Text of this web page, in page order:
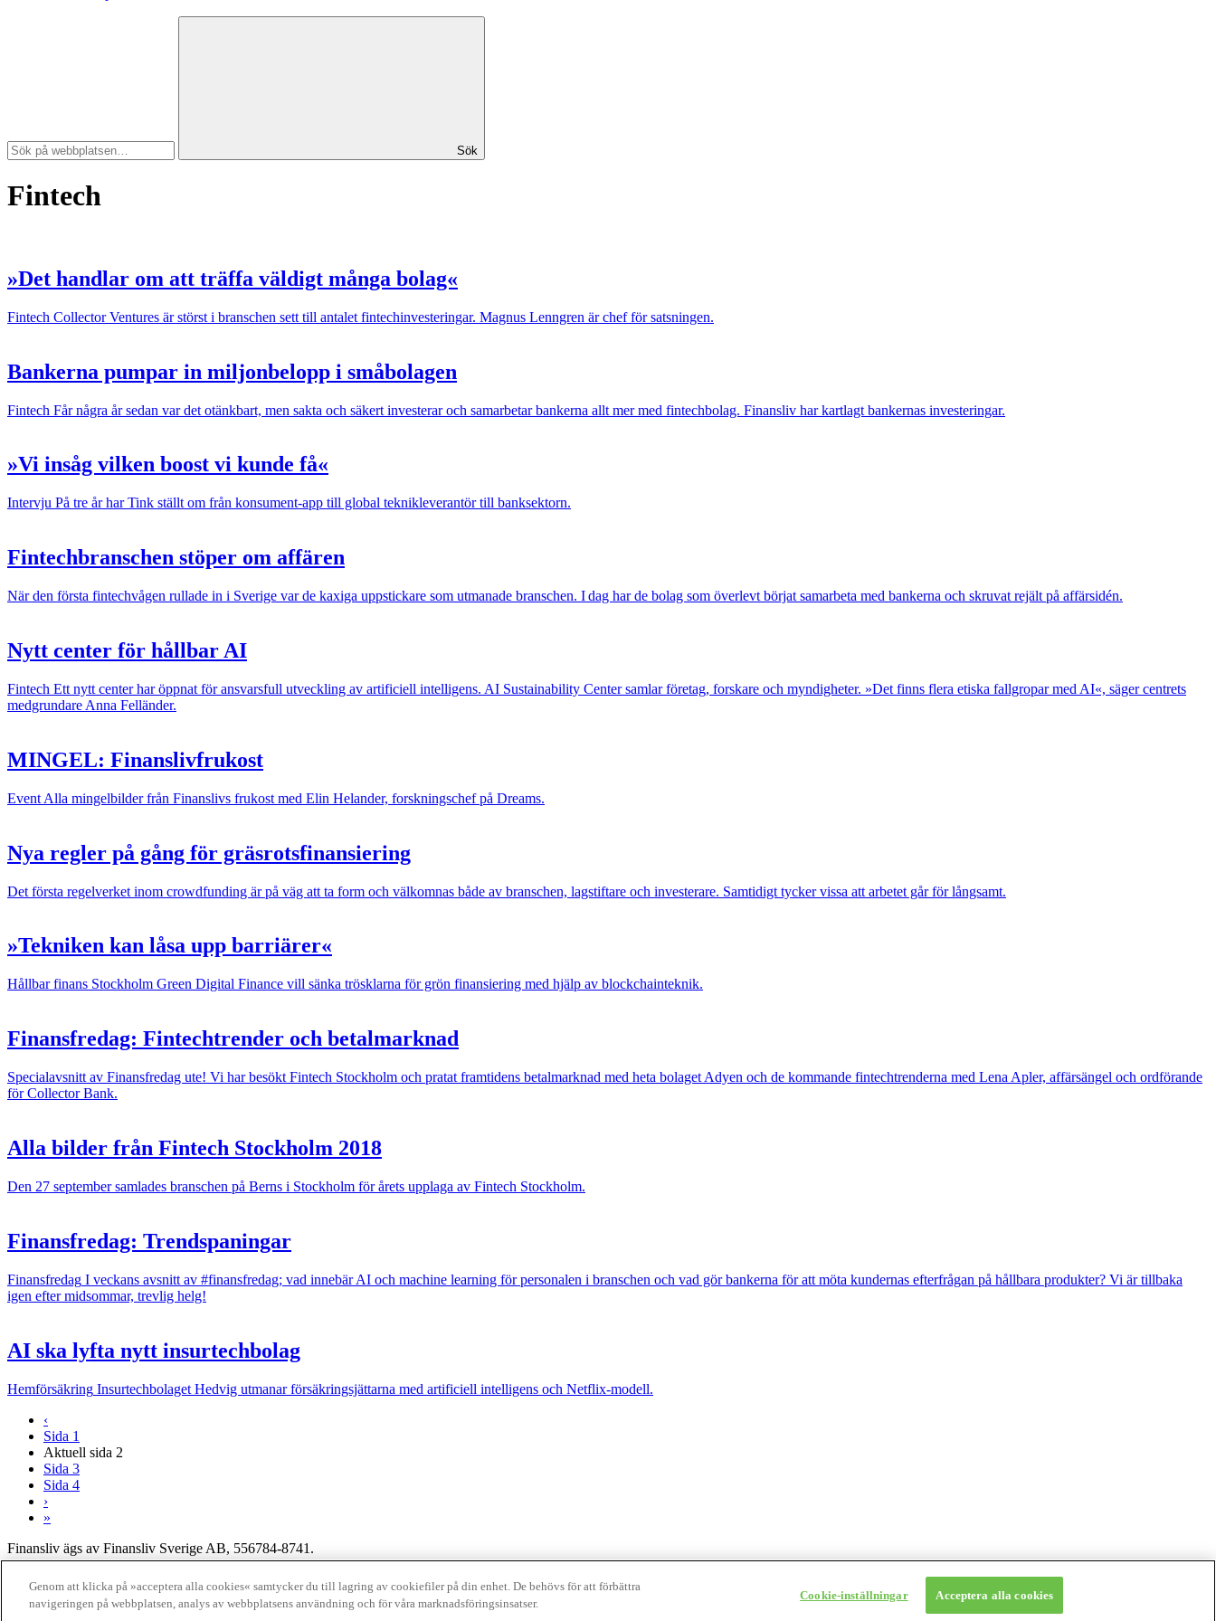
Sök
Fintech
»Det handlar om att träffa väldigt många bolag«
Fintech Collector Ventures är störst i branschen sett till antalet fintechinvesteringar. Magnus Lenngren är chef för satsningen.
Bankerna pumpar in miljonbelopp i småbolagen
Fintech Får några år sedan var det otänkbart, men sakta och säkert investerar och samarbetar bankerna allt mer med fintechbolag. Finansliv har kartlagt bankernas investeringar.
»Vi insåg vilken boost vi kunde få«
Intervju På tre år har Tink ställt om från konsument-app till global teknikleverantör till banksektorn.
Fintechbranschen stöper om affären
När den första fintechvågen rullade in i Sverige var de kaxiga uppstickare som utmanade branschen. I dag har de bolag som överlevt börjat samarbeta med bankerna och skruvat rejält på affärsidén.
Nytt center för hållbar AI
Fintech Ett nytt center har öppnat för ansvarsfull utveckling av artificiell intelligens. AI Sustainability Center samlar företag, forskare och myndigheter. »Det finns flera etiska fallgropar med AI«, säger centrets
medgrundare Anna Felländer.
MINGEL: Finanslivfrukost
Event Alla mingelbilder från Finanslivs frukost med Elin Helander, forskningschef på Dreams.
Nya regler på gång för gräsrotsfinansiering
Det första regelverket inom crowdfunding är på väg att ta form och välkomnas både av branschen, lagstiftare och investerare. Samtidigt tycker vissa att arbetet går för långsamt.
»Tekniken kan låsa upp barriärer«
Hållbar finans Stockholm Green Digital Finance vill sänka trösklarna för grön finansiering med hjälp av blockchainteknik.
Finansfredag: Fintechtrender och betalmarknad
Specialavsnitt av Finansfredag ute! Vi har besökt Fintech Stockholm och pratat framtidens betalmarknad med heta bolaget Adyen och de kommande fintechtrenderna med Lena Apler, affärsängel och ordförande
för Collector Bank.
Alla bilder från Fintech Stockholm 2018
Den 27 september samlades branschen på Berns i Stockholm för årets upplaga av Fintech Stockholm.
Finansfredag: Trendspaningar
Finansfredag I veckans avsnitt av #finansfredag; vad innebär AI och machine learning för personalen i branschen och vad gör bankerna för att möta kundernas efterfrågan på hållbara produkter? Vi är tillbaka
igen efter midsommar, trevlig helg!
AI ska lyfta nytt insurtechbolag
Hemförsäkring Insurtechbolaget Hedvig utmanar försäkrings­jättarna med artificiell intelligens och Netflix-modell.
‹
Sida 1
Aktuell sida 2
Sida 3
Sida 4
›
»
Finansliv ägs av Finansliv Sverige AB, 556784-8741.
Finansliv producerades av Tidningen Journalisten AB till 30 juni 2024.
Om Finansliv
Genom att klicka på »acceptera alla cookies« samtycker du till lagring av cookiefiler på din enhet. De behövs för att förbättra
navigeringen på webbplatsen, analys av webbplatsens användning och för våra marknadsföringsinsatser.
Cookie-inställningar Acceptera alla cookies